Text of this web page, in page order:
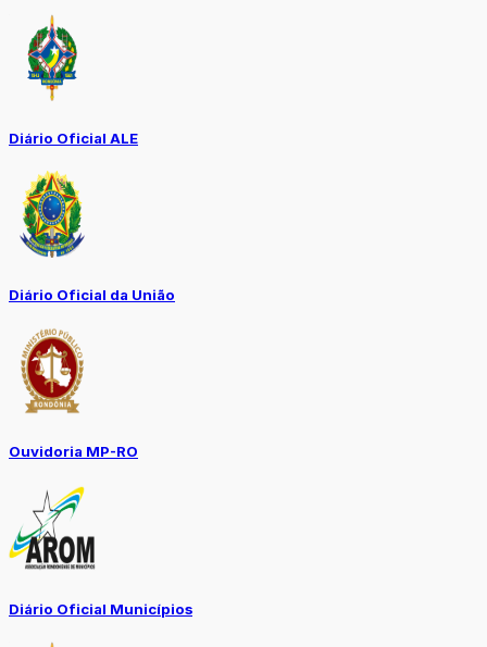
Diário Oficial ALE
Diário Oficial da União
Ouvidoria MP-RO
Diário Oficial Municípios